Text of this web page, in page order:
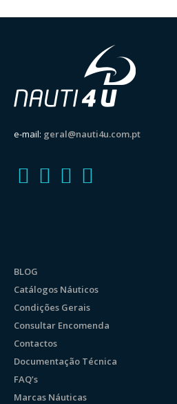
e-mail: geral@nauti4u.com.pt
BLOG
Catálogos Náuticos
Condições Gerais
Consultar Encomenda
Contactos
Documentação Técnica
FAQ’s
Marcas Náuticas